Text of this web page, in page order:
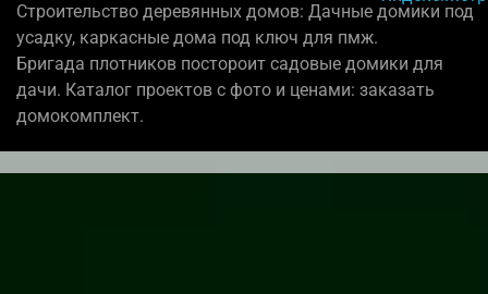
Строительство деревянных домов: Дачные домики под
усадку, каркасные дома под ключ для пмж.
Бригада плотников постороит садовые домики для
дачи. Каталог проектов с фото и ценами: заказать
домокомплект.